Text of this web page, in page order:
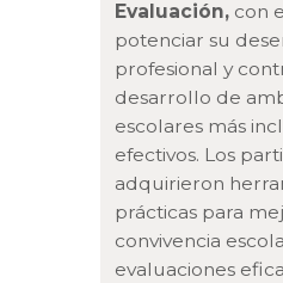
Evaluación, con
potenciar su
profesional y
desarrollo de
escolares más
efectivos. Los
adquirieron
prácticas para
convivencia
evaluaciones